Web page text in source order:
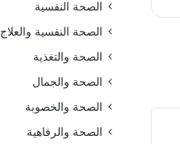
الصحة النفسية
الصحة النفسية والعلاج
الصحة والتغذية
الصحة والجمال
الصحة والخصوبة
الصحة والرفاهية